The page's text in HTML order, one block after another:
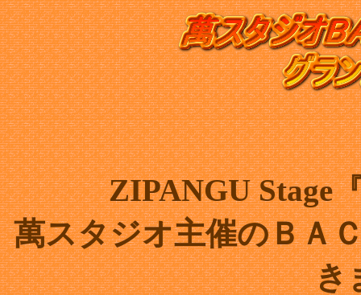
ZIPANGU Stage
萬スタジオ主催のＢＡ
き